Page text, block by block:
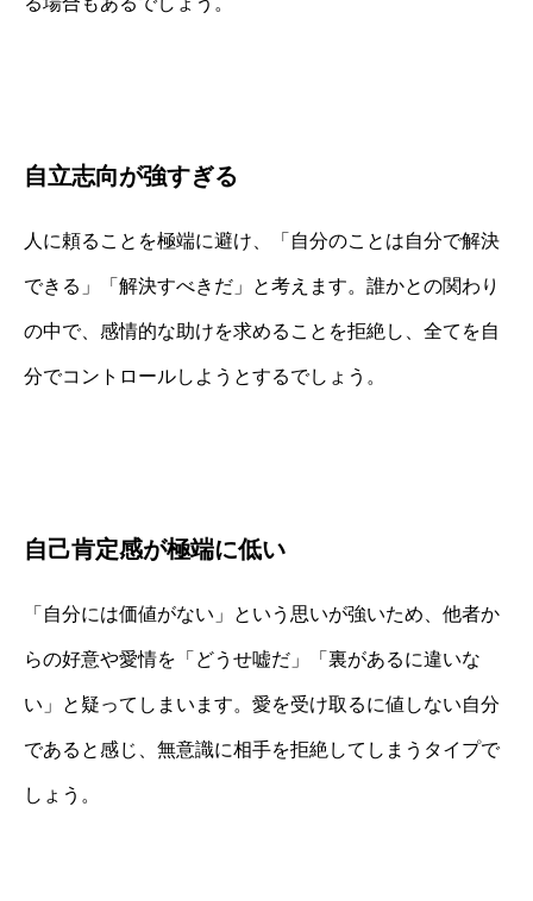
自立志向が強すぎる
人に頼ることを極端に避け、「自分のことは自分で解決
できる」「解決すべきだ」と考えます。誰かとの関わり
の中で、感情的な助けを求めることを拒絶し、全てを自
分でコントロールしようとするでしょう。
自己肯定感が極端に低い
「自分には価値がない」という思いが強いため、他者か
らの好意や愛情を「どうせ嘘だ」「裏があるに違いな
い」と疑ってしまいます。愛を受け取るに値しない自分
であると感じ、無意識に相手を拒絶してしまうタイプで
しょう。